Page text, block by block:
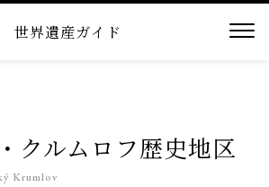
世界遺産ガイド
クルムロフ歴史地区
Krumlov